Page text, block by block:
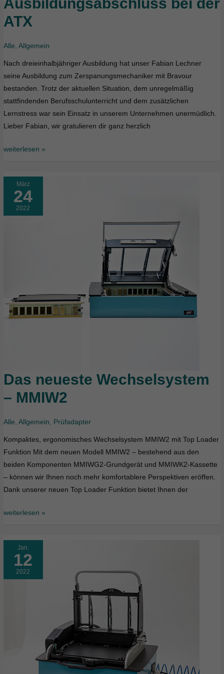
ATX
Alle ,Allgemein
Nach dreieinhalbjähriger Ausbildung hat unser Fabian Lechner
seine Ausbildung zum Zerspanungsmechaniker mit Bravour
bestanden. Trotz der aktuellen Situation, dem unregelmäßig
stattfindenden Berufsschulunterricht und dem zusätzlichen
Lernstress war sein Einsatz in unserem Unternehmen unermüdlich.
Lieber Fabian, wir gratulieren dir ganz herzlich
bei
der
weiterlesen »
März
24
2022
Das neueste Wechselsystem
– MMIW2
Alle ,Allgemein Prüfadapter
Kompaktes, ergonomisches Wechselsystem MMIW2 mit Top Loader
Funktion Mit dem neuen Modell MMIW2 – bestehend aus den
beiden Komponenten MMIWG2-Grundgerät und MMIWK2-Kassette
– können wir Ihnen noch mehr komfortablere Perspektiven eröffen.
Dank unserer neuen Top Loader Funktion bietet Ihnen der
Das
Wechselsystem
MMIW2
weiterlesen »
Jan.
12
2022